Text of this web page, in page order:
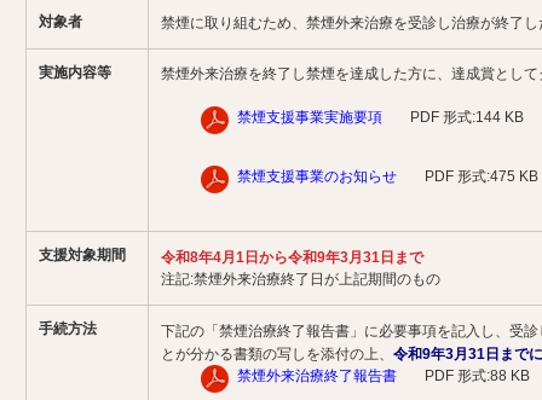
対象者 禁煙に取り組むため、禁煙外来治療を受診し治療が終了
実施内容等 禁煙外来治療を終了し禁煙を達成した方に、達成賞とし
禁煙支援事業実施要項 PDF 形式:144 KB
禁煙支援事業のお知らせ PDF 形式:475 KB
支援対象期間
令和8年4月1日から令和9年3月31日まで
注記:禁煙外来治療終了日が上記期間のもの
手続方法
下記の「禁煙治療終了報告書」に必要事項を記入し、受
とが分かる書類の写しを添付の上、 令和9年3月31日までに
禁煙外来治療終了報告書
PDF 形式:88 KB